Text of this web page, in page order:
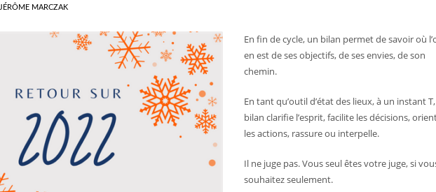
JÉRÔME MARCZAK
En fin de cycle, un bilan permet de savoir où
en est de ses objectifs, de ses envies, de son
chemin.
En tant qu’outil d’état des lieux, à un instant
bilan clarifie l’esprit, facilite les décisions,
les actions, rassure ou interpelle.
Il ne juge pas. Vous seul êtes votre juge, si
souhaitez seulement.